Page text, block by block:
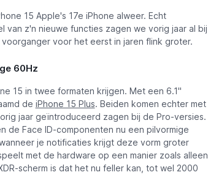
Bekijk abonnementen
15 Apple's 17e iPhone alweer. Echt
van z'n nieuwe functies zagen we vorig jaar al bij
voor het eerst in jaren flink groter.
60Hz
15 in twee formaten krijgen. Met een 6.1"
de iPhone 15 Plus. Beiden komen echter met
jaar geïntroduceerd zagen bij de Pro-versies.
de Face ID-componenten nu een pilvormige
je notificaties krijgt deze vorm groter
met de hardware op een manier zoals alleen
scherm is dat het nu feller kan, tot wel 2000